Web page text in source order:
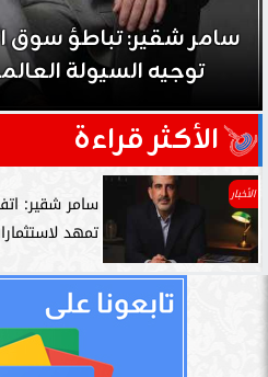
سامر شقير: تباطؤ سوق
توجيه السيولة
الأكثر قراءة
الأخبار
تمهد